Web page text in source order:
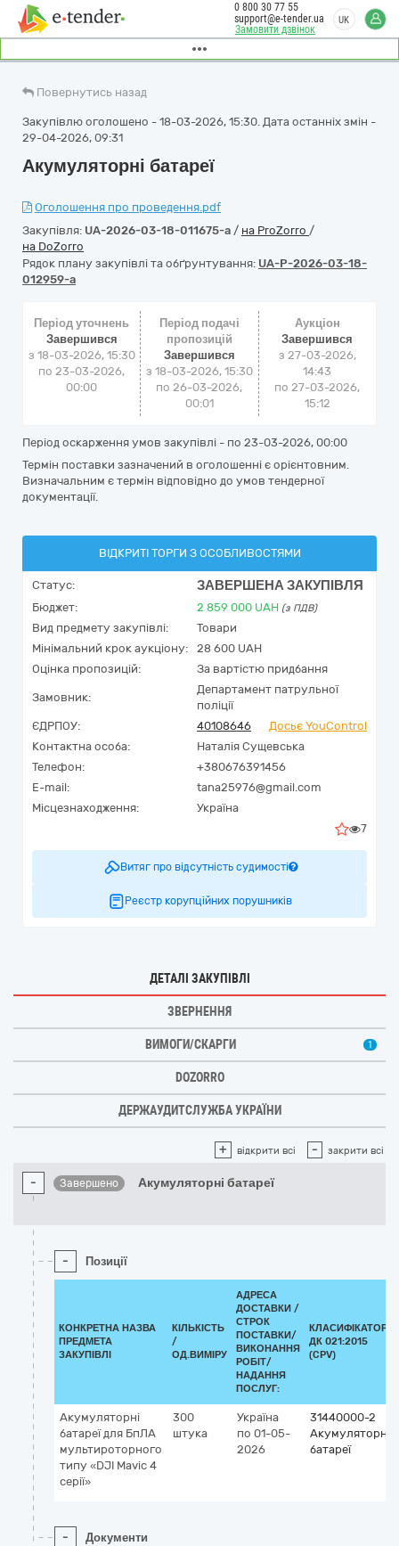
Замовити дзвінок
0 800 30 77 55
support@e-tender.ua
UK
Повернутись назад
Закупівлю оголошено - 18-03-2026, 15:30. Дата останніх змін -
29-04-2026, 09:31
Акумуляторні батареї
Оголошення про проведення.pdf
Закупівля: UA-2026-03-18-011675-a / на ProZorro /
на DoZorro
Рядок плану закупівлі та обґрунтування: UA-P-2026-03-18-
012959-a
Період уточнень
Завершився
з 18-03-2026, 15:30
по 23-03-2026,
00:00
Період подачі
пропозицій
Завершився
з 18-03-2026, 15:30
по 26-03-2026,
00:01
Аукціон
Завершився
з 27-03-2026,
14:43
по27-03-2026,
15:12
Період оскарження умов закупівлі - по 23-03-2026, 00:00
Термін поставки зазначений в оголошенні є орієнтовним.
Визначальним є термін відповідно до умов тендерної
документації.
ВІДКРИТІ ТОРГИ З ОСОБЛИВОСТЯМИ
Статус: ЗАВЕРШЕНА ЗАКУПІВЛЯ
Бюджет: 2 859 000 UAH (з ПДВ)
Вид предмету закупівлі:
Товари
Мінімальний крок аукціону:
28 600 UAH
Оцінка пропозицій:
За вартістю придбання
Замовник:
Департамент патрульної
поліції
ЄДРПОУ:
40108646
Досьє YouControl
Контактна особа:
Наталія Сущевська
Телефон:
+380676391456
E-mail:
tana25976@gmail.com
Місцезнаходження:
Україна
7
Витяг про відсутність судимості
Реєстр корупційних порушників
ДЕТАЛІ ЗАКУПІВЛІ
ЗВЕРНЕННЯ
ВИМОГИ/СКАРГИ 1
DOZORRO
ДЕРЖАУДИТСЛУЖБА УКРАЇНИ
+ відкрити всі - закрити всі
- Завершено Акумуляторні батареї
- Позиції
КОНКРЕТНА НАЗВА
ПРЕДМЕТА
ЗАКУПІВЛІ
КІЛЬКІСТЬ
/
ОД.ВИМІРУ
АДРЕСА
ДОСТАВКИ /
СТРОК
ПОСТАВКИ/
ВИКОНАННЯ
РОБІТ/
НАДАННЯ
ПОСЛУГ:
КЛАСИФІКАТОР
ДК 021:2015
(CPV)
Акумуляторні
батареї для БпЛА
мультироторного
типу «DJI Mavic 4
серії»
300
штука
Україна
по 01-05-
2026
31440000-2
Акумуляторні
батареї
- Документи